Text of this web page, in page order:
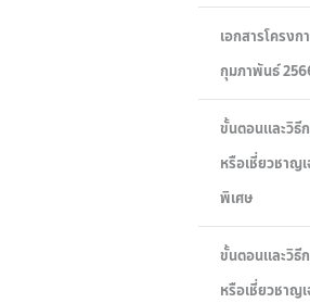
เอกสารโครง
กุมภาพันธ์
ขั้นตอนและวิธี
หรือเชี่ยวชาญ
พิเศษ
ขั้นตอนและวิธี
หรือเชี่ยวชาญ